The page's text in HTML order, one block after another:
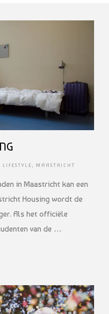
LIFESTYLE, MAASTRICHT
in Maastricht kan een
Housing wordt de
Als het officiële
van de …